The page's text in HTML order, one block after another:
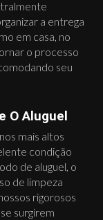
a entrega
em casa, no
o processo
seu
O Aluguel
mais altos
condição
de aluguel, o
de limpeza
rigorosos
surgirem